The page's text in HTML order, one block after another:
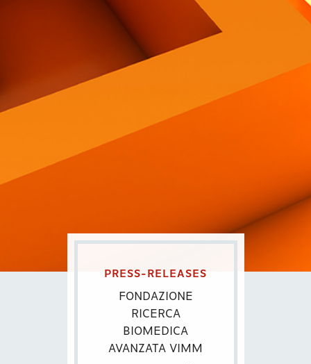
PRESS-RELEASES
FONDAZIONE
RICERCA
BIOMEDICA
AVANZATA VIMM